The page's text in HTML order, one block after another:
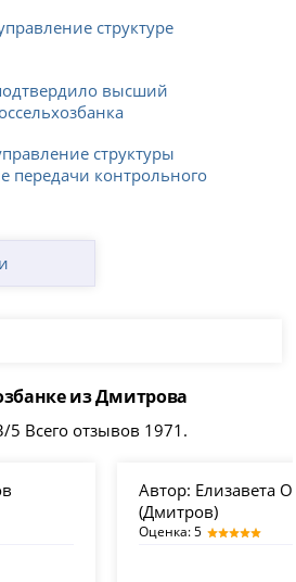
структуре
высший
структуры
передачи контрольного
из Дмитрова
5 Всего отзывов 1971.
Автор: Елизавета
(Дмитров)
Оценка: 5